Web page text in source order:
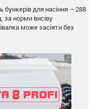
бункерів для насіння – 288
за норми висіву
може засіяти без